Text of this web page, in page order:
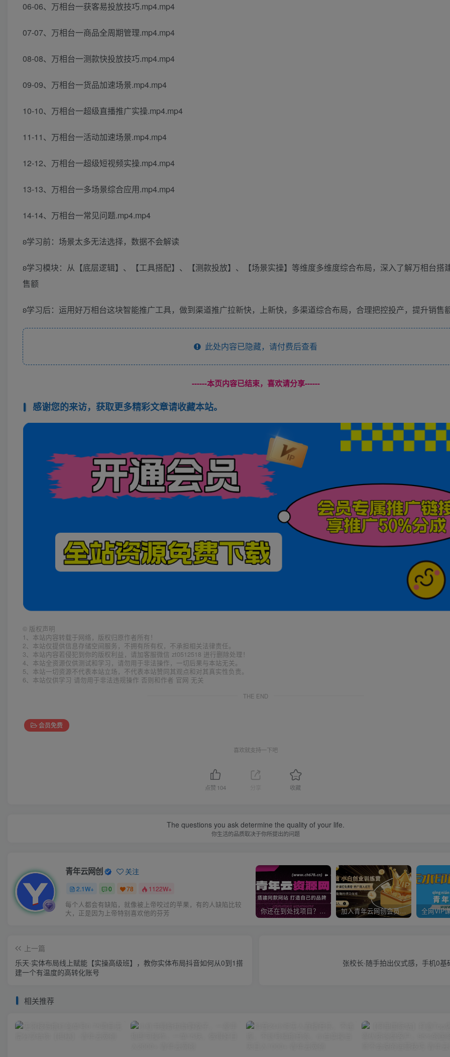
06-06、万相台一获客易投放技巧.mp4.mp4
07-07、万相台一商品全周期管理.mp4.mp4
08-08、万相台一测款快投放技巧.mp4.mp4
09-09、万相台一货品加速场景.mp4.mp4
10-10、万相台一超级直播推广实操.mp4.mp4
11-11、万相台一活动加速场景.mp4.mp4
12-12、万相台一超级短视频实操.mp4.mp4
13-13、万相台一多场景综合应用.mp4.mp4
14-14、万相台一常见问题.mp4.mp4
ʚ学习前：场景太多无法选择，数据不会解读
ʚ学习模块：从【底层逻辑】、【工具搭配】、【测款投放】、【场景实操】等维度多维度综合布局，深入了解万相台搭
售额
ʚ学习后：运用好万相台这块智能推广工具，做到渠道推广拉新快，上新快，多渠道综合布局，合理把控投产，提升销售
此处内容已隐藏，请付费后查看
------本页内容已结束，喜欢请分享------
感谢您的来访，获取更多精彩文章请收藏本站。
© 版权声明
1、本站内容转载于网络，版权归原作者所有！
2、本站仅提供信息存储空间服务，不拥有所有权，不承担相关法律责任。
3、本站内容若侵犯到你的版权利益，请加客服微信 zt0512518 进行删除处理！
4、本站全资源仅供测试和学习，请勿用于非法操作，一切后果与本站无关。
5、本站一切资源不代表本站立场，不代表本站赞同其观点和对其真实性负责。
6、本站仅供学习 请勿用于非法违规操作 否则和作者 官网 无关
THE END
会员免费
喜欢就支持一下吧
点赞 104 收藏
The questions you ask determine the quality of your life.
你生活的品质取决于你所提出的问题
青年云网创 关注
2.1W+ 0 78 1122W+
每个人都会有缺陷，就像被上帝咬过的苹果，有的人缺陷比较
大，正是因为上帝特别喜欢他的芬芳
你还在到处找项目？还在当韭菜？我靠卖项目一个月收入5万+，曾经我也是个失败者。 加入青年云网创会员，全站资源免费学习。加入高级合伙人，推广日入1000+
上一篇
乐天·实体布局线上赋能【实操高级班】，教你实体布局抖音如何从0到1搭
建一个有温度的高转化账号
张校长·随手拍出仪式感，​手机0
相关推荐